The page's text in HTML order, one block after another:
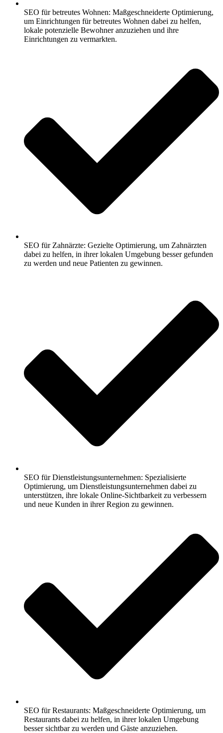
SEO für betreutes Wohnen: Maßgeschneiderte Optimierung,
um Einrichtungen für betreutes Wohnen dabei zu helfen,
lokale potenzielle Bewohner anzuziehen und ihre
Einrichtungen zu vermarkten.
SEO für Zahnärzte: Gezielte Optimierung, um Zahnärzten
dabei zu helfen, in ihrer lokalen Umgebung besser gefunden
zu werden und neue Patienten zu gewinnen.
SEO für Dienstleistungsunternehmen: Spezialisierte
Optimierung, um Dienstleistungsunternehmen dabei zu
unterstützen, ihre lokale Online-Sichtbarkeit zu verbessern
und neue Kunden in ihrer Region zu gewinnen.
SEO für Restaurants: Maßgeschneiderte Optimierung, um
Restaurants dabei zu helfen, in ihrer lokalen Umgebung
besser sichtbar zu werden und Gäste anzuziehen.